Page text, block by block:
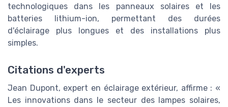
technologiques dans les panneaux solaires et les
batteries lithium-ion, permettant des durées
d'éclairage plus longues et des installations plus
simples.
Citations d'experts
Jean Dupont, expert en éclairage extérieur, affirme : «
Les innovations dans le secteur des lampes solaires,